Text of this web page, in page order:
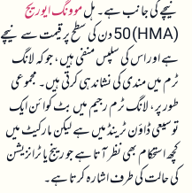
نیچے کی جانب ہے۔ ہلموونگ ایوریج
(HMA) 50 دن کی سطح پر قیمت سے نیچے
ہے اور اس کی سلپس منفی ہیں، جو کہ لانگ
ٹرم میں مندی کی نشاندہی کرتی ہیں۔ مجموعی
طور پر، لانگ ٹرم رجیم میں بٹ کوائن ایک
توسیعی ڈاؤن ٹرینڈ میں ہے لیکن مارکیٹ میں
کچھ استحکام بھی نظر آتا ہے جو رینج یا ٹرانزیشن
کی حالت کی طرف اشارہ کرتا ہے۔